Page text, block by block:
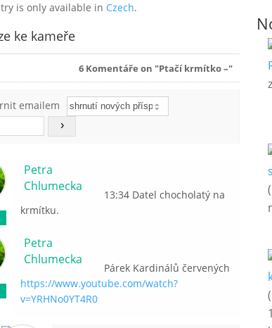
is only available in Czech.
ke kameře
6Komentáře on "Ptačí krmítko –"
emailem
Petra
Chlumecka
13:34 Datel chocholatý na
krmítku.
Petra
Chlumecka
Párek Kardinálů červených
https://www.youtube.com/watch?
v=YRHNo0YT4R0